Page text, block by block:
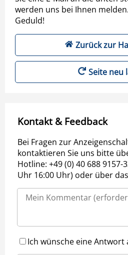
werden uns bei Ihnen
Geduld!
Zurück zur
Seite neu
Kontakt & Feedback
Bei Fragen zur
kontaktieren Sie uns bitte
Hotline: +49 (0) 40 688 9157-
Uhr 16:00 Uhr) oder über
Ich wünsche eine Antwort